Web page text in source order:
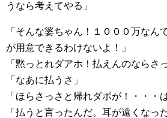
うなら考えてやる」
「そんな婆ちゃん！１０００万なん
が用意できるわけないよ！」
「黙っとれダアホ！払えんのならさ
「なあに払うさ」
「ほらさっさと帰れダボが！・・・
「払うと言ったんだ。耳が遠くなっ